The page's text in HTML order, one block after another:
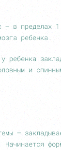
– в пределах
ребенка.
ребенка
и
–